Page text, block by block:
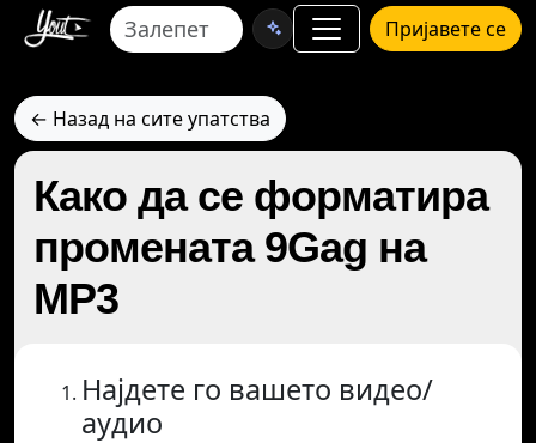
Пријавете се
← Назад на сите упатства
Како да се форматира
промената 9Gag на
MP3
Најдете го вашето видео/
аудио